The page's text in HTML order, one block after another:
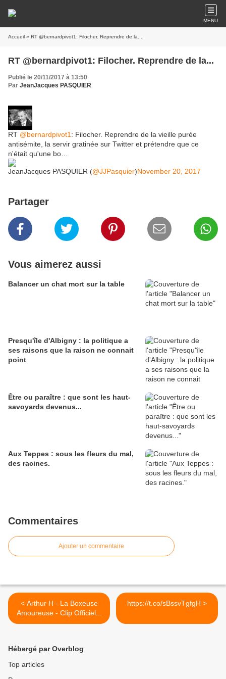
MENU
Accueil » RT @bernardpivot1: Filocher. Reprendre de la...
RT @bernardpivot1: Filocher. Reprendre de la...
Publié le 20/11/2017 à 13:50
Par JeanJacques PASQUIER
RT @bernardpivot1 : Filocher. Reprendre de la vieille purée
antisémite, la servir gratinée sur Twitter et prétendre que ce
n'était qu'une bo…
JeanJacques PASQUIER (@JJPasquier)November 20, 2017
Partager
Vous aimerez aussi
Balancer un chat mort sur la table
Presqu'île d'Albigny : la politique a
ses raisons que la raison ne connait
point
Être ou paraître : que sont les haut-
savoyards devenus...
Aux Teppes : sous les fleurs du mal,
des racines.
Commentaires
Ajouter un commentaire
< Arthur H - La Boxeuse
Amoureuse - Clip Officiel...
https://t.co/sBssvTgfgH >
Hébergé par Overblog
Top articles